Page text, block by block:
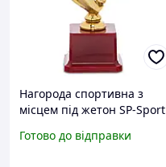
Нагорода спортивна з
місцем під жетон SP-Sport
Готово до відправки